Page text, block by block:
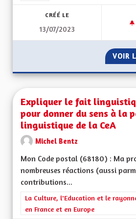
CRÉÉ LE
13/07/2023
VOIR
Expliquer le fait
pour donner du sens à la
linguistique de la CeA
Michel Bentz
Mon Code postal (68180) : Ma
nombreuses réactions (aussi
contributions...
Filtrer les résultats de la catégorie
La Culture, l'Education et le
en France et en Europe